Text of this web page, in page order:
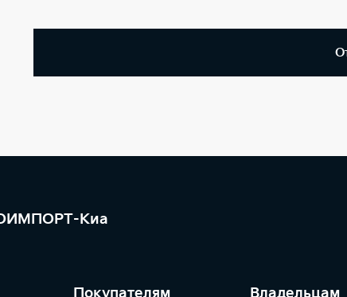
Киа
Покупателям Владельцам